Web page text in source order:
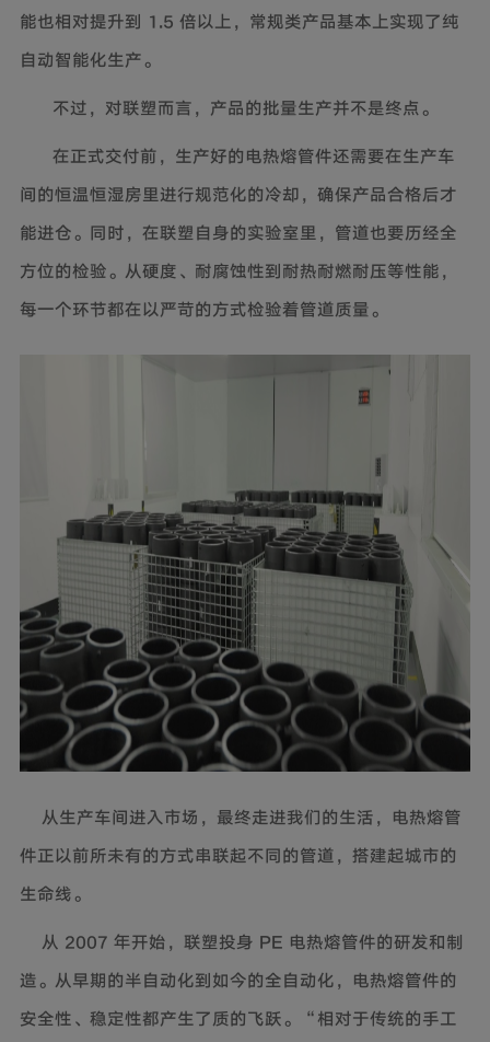
能也相对提升到 1.5 倍以上，常规类产品基本上实现了纯
自动智能化生产。
不过，对联塑而言，产品的批量生产并不是终点。
在正式交付前，生产好的电热熔管件还需要在生产车
间的恒温恒湿房里进行规范化的冷却，确保产品合格后才
能进仓。同时，在联塑自身的实验室里，管道也要历经全
方位的检验。从硬度、耐腐蚀性到耐热耐燃耐压等性能，
每一个环节都在以严苛的方式检验着管道质量。
从生产车间进入市场，最终走进我们的生活，电热熔管
件正以前所未有的方式串联起不同的管道，搭建起城市的
生命线。
从 2007 年开始，联塑投身 PE 电热熔管件的研发和制
造。从早期的半自动化到如今的全自动化，电热熔管件的
安全性、稳定性都产生了质的飞跃。“相对于传统的手工